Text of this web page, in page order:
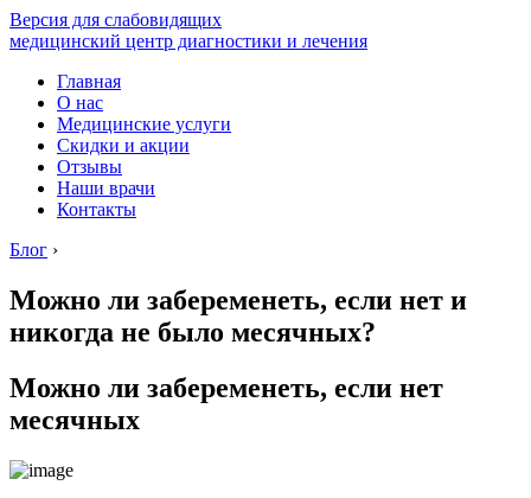
Версия для слабовидящих
медицинский центр диагностики и лечения
Главная
О нас
Медицинские услуги
Скидки и акции
Отзывы
Наши врачи
Контакты
Блог ›
Можно ли забеременеть, если нет и
никогда не было месячных?
Можно ли забеременеть, если нет
месячных